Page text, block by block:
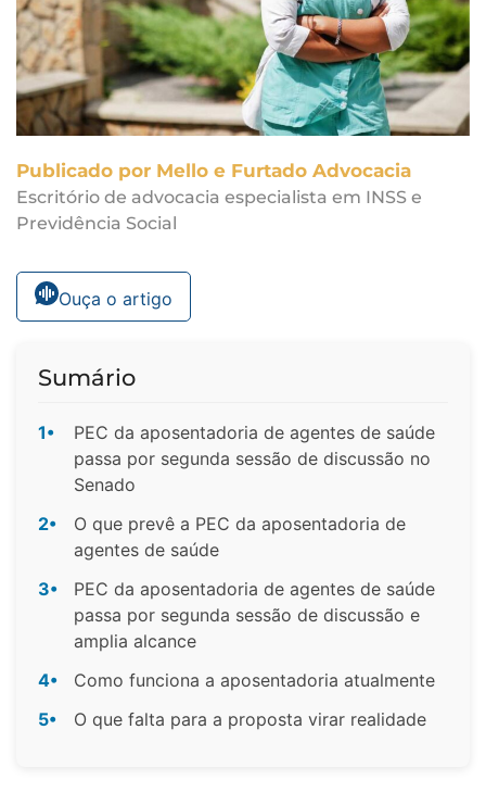
Publicado por Mello e Furtado Advocacia
Escritório de advocacia especialista em INSS e
Previdência Social
Ouça o artigo
Sumário
1•
PEC da aposentadoria de agentes de saúde
passa por segunda sessão de discussão no
Senado
2•
O que prevê a PEC da aposentadoria de
agentes de saúde
3•
PEC da aposentadoria de agentes de saúde
passa por segunda sessão de discussão e
amplia alcance
4•
Como funciona a aposentadoria atualmente
5•
O que falta para a proposta virar realidade